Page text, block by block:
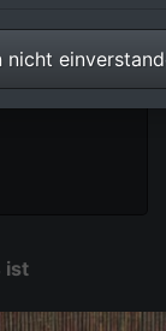
ist
nicht